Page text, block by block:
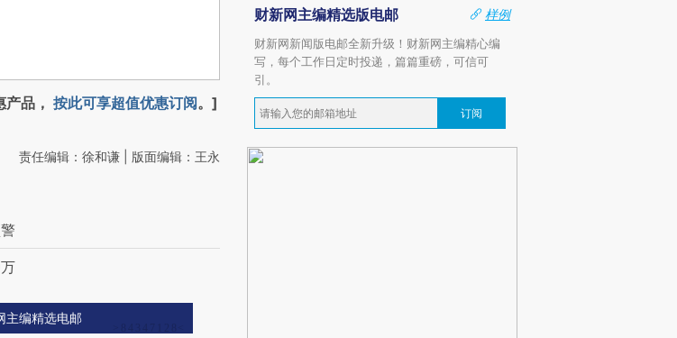
品， 按此可享超值优惠订阅。]
责任编辑：徐和谦 | 版面编辑：王永
主编精选电邮
财新网主编精选版电邮
样例
财新网新闻版电邮全新升级！财新网主编精心编
写，每个工作日定时投递，篇篇重磅，可信可
引。
订阅